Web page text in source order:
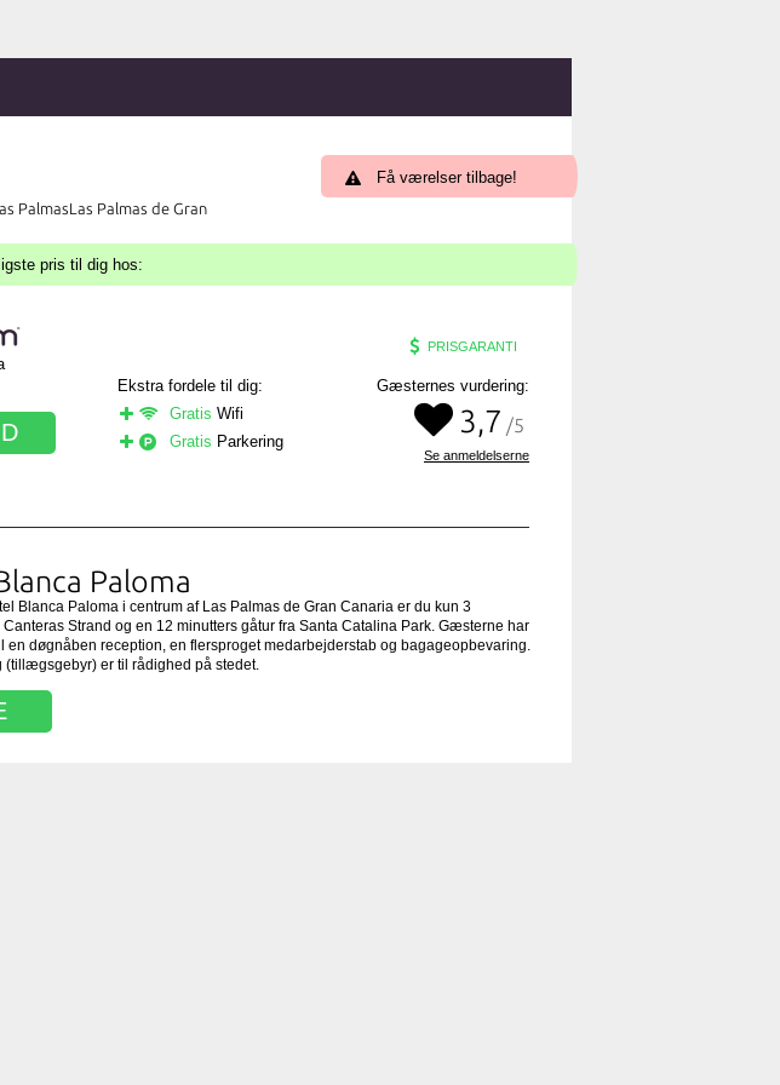
PalmasLas Palmas de Gran
Få værelser tilbage!
pris til dig hos:
Ekstra fordele til dig:
Gratis Wifi
Gratis Parkering
PRISGARANTI
Gæsternes vurdering:
3,7 /5
Se anmeldelserne
Paloma
Blanca Paloma i centrum af Las Palmas de Gran Canaria er du kun 3
Strand og en 12 minutters gåtur fra Santa Catalina Park. Gæsterne har
en døgnåben reception, en flersproget medarbejderstab og bagageopbevaring.
er til rådighed på stedet.